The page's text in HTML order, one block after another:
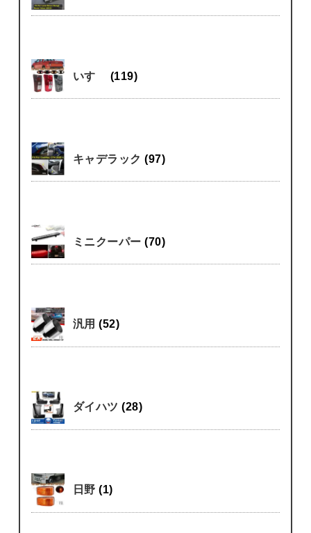
いすゞ (119)
キャデラック(97)
ミニクーパー(70)
汎用(52)
ダイハツ(28)
日野(1)